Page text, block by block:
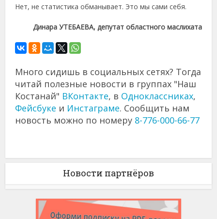
Нет, не статистика обманывает. Это мы сами себя.
Динара УТЕБАЕВА, депутат областного маслихата
Много сидишь в социальных сетях? Тогда
читай полезные новости в группах "Наш
Костанай" ВКонтакте, в Одноклассниках,
Фейсбуке и Инстаграме. Сообщить нам
новость можно по номеру 8-776-000-66-77
Новости партнёров